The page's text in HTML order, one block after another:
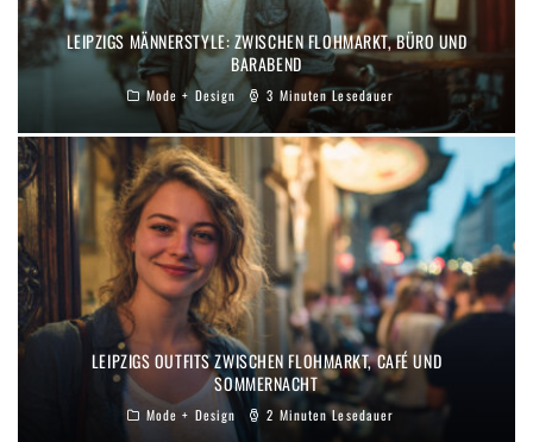
LEIPZIGS MÄNNERSTYLE: ZWISCHEN FLOHMARKT, BÜRO UND
BARABEND
Mode + Design 3 Minuten Lesedauer
LEIPZIGS OUTFITS ZWISCHEN FLOHMARKT, CAFÉ UND
SOMMERNACHT
Mode + Design 2 Minuten Lesedauer